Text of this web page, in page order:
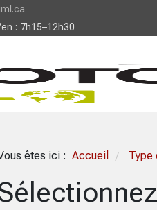
: 7h15–12h30
êtes ici : Accueil / Type